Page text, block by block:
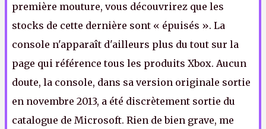
première mouture, vous découvrirez que les
stocks de cette dernière sont « épuisés ». La
console n'apparaît d'ailleurs plus du tout sur la
page qui référence tous les produits Xbox. Aucun
doute, la console, dans sa version originale sortie
en novembre 2013, a été discrètement sortie du
catalogue de Microsoft. Rien de bien grave, me